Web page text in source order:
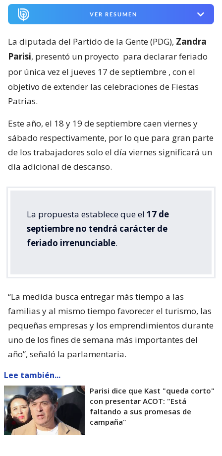
VER RESUMEN
La diputada del Partido de la Gente (PDG), Zandra
Parisi, presentó un proyecto para declarar feriado
por única vez el jueves 17 de septiembre , con el
objetivo de extender las celebraciones de Fiestas
Patrias.
Este año, el 18 y 19 de septiembre caen viernes y
sábado respectivamente, por lo que para gran parte
de los trabajadores solo el día viernes significará un
día adicional de descanso.
La propuesta establece que el 17 de
septiembre no tendrá carácter de
feriado irrenunciable.
“La medida busca entregar más tiempo a las
familias y al mismo tiempo favorecer el turismo, las
pequeñas empresas y los emprendimientos durante
uno de los fines de semana más importantes del
año”, señaló la parlamentaria.
Lee también...
Parisi dice que Kast "queda corto"
con presentar ACOT: "Está
faltando a sus promesas de
campaña"